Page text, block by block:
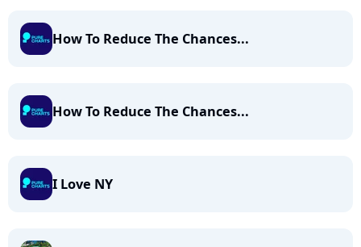
How To Reduce The Chances...
How To Reduce The Chances...
I Love NY